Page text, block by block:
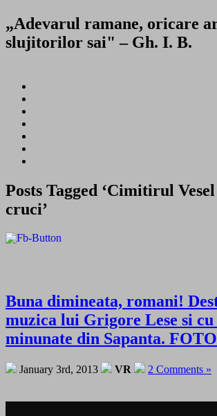
„Adevarul ramane, oricare
slujitorilor sai" – Gh. I. B.
Posts Tagged ‘Cimitirul
cruci’
Buna dimineata, romani!
muzica lui Grigore Lese si
minunate din Sapanta.
January 3rd, 2013 VR 2 Comments »